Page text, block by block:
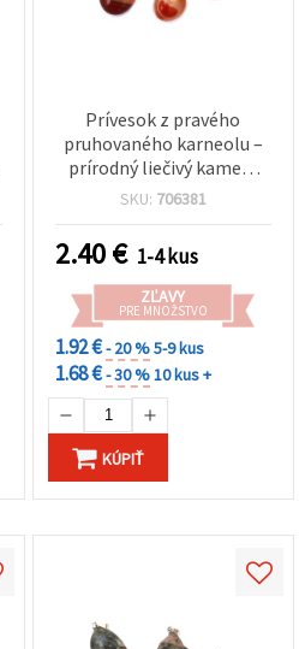
Prívesok z pravého
pruhovaného karneolu –
prírodný liečivý kameň,
mix veľkostí 10-22 x 12-28
SKU: 706381
2.40€ 1-4 kus
ZĽAVY
PRE MNOŽSTVO
1.92 €- 20 %5-9 kus
1.68 €- 30 %10 kus +
KÚPIŤ